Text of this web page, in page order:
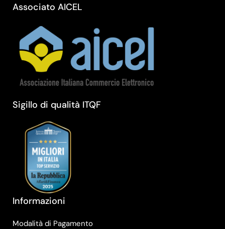
Associato AICEL
Sigillo di qualità ITQF
Informazioni
Modalità di Pagamento